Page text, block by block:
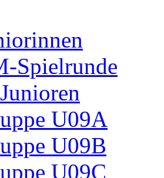
Spielrunde
U09A
U09B
U09C